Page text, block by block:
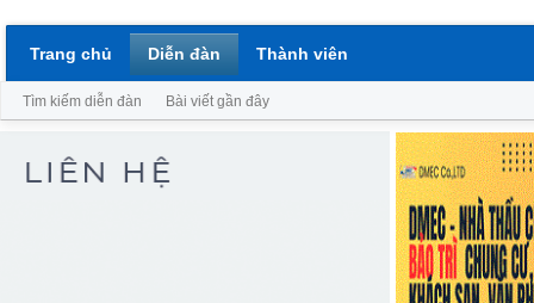
Trang chủ Diễn đàn
Tìm kiếm diễn đàn Bài viết gần đây
Thành viên